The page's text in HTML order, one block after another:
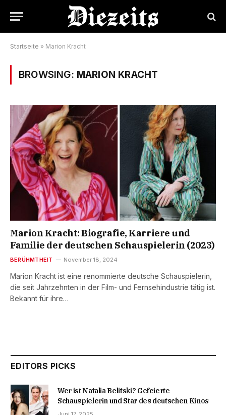
Startseite » Marion Kracht
BROWSING: MARION KRACHT
Marion Kracht: Biografie, Karriere und
Familie der deutschen Schauspielerin (2023)
BERÜHMTHEIT November 18, 2024
Marion Kracht ist eine renommierte deutsche Schauspielerin,
die seit Jahrzehnten in der Film- und Fernsehindustrie tätig ist.
Bekannt für ihre…
EDITORS PICKS
Wer ist Natalia Belitski? Gefeierte
Schauspielerin und Star des deutschen Kinos